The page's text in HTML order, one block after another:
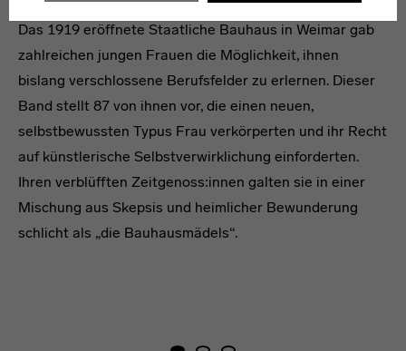
Datenschutzerklärungoder demImpressum.
Das 1919 eröffnete Staatliche Bauhaus in Weimar gab
zahlreichen jungen Frauen die Möglichkeit, ihnen
bislang verschlossene Berufsfelder zu erlernen. Dieser
Band stellt 87 von ihnen vor, die einen neuen,
selbstbewussten Typus Frau verkörperten und ihr Recht
auf künstlerische Selbstverwirklichung einforderten.
Ihren verblüfften Zeitgenoss:innen galten sie in einer
Mischung aus Skepsis und heimlicher Bewunderung
schlicht als „die Bauhausmädels“.